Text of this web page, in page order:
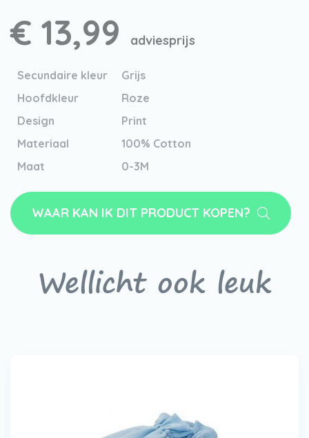
€ 13,99 adviesprijs
Secundaire kleur
Grijs
Hoofdkleur
Roze
Design
Print
Materiaal
100% Cotton
Maat
0-3M
WAAR KAN IK DIT PRODUCT KOPEN?
Wellicht ook leuk